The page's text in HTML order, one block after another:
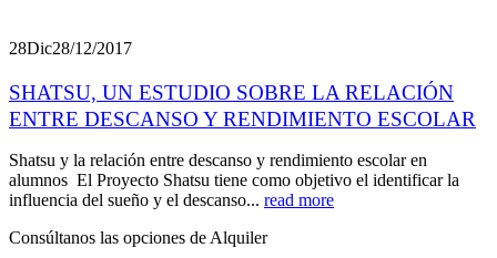
28Dic28/12/2017
SHATSU, UN ESTUDIO SOBRE LA RELACIÓN
ENTRE DESCANSO Y RENDIMIENTO ESCOLAR
Shatsu y la relación entre descanso y rendimiento escolar en
alumnos El Proyecto Shatsu tiene como objetivo el identificar la
influencia del sueño y el descanso... read more
Consúltanos las opciones de Alquiler